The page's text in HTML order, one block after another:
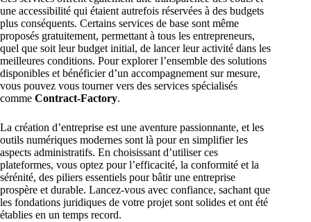
une accessibilité qui étaient autrefois réservées à des budgets
plus conséquents. Certains services de base sont même
proposés gratuitement, permettant à tous les entrepreneurs,
quel que soit leur budget initial, de lancer leur activité dans les
meilleures conditions. Pour explorer l’ensemble des solutions
disponibles et bénéficier d’un accompagnement sur mesure,
vous pouvez vous tourner vers des services spécialisés
comme Contract-Factory.
La création d’entreprise est une aventure passionnante, et les
outils numériques modernes sont là pour en simplifier les
aspects administratifs. En choisissant d’utiliser ces
plateformes, vous optez pour l’efficacité, la conformité et la
sérénité, des piliers essentiels pour bâtir une entreprise
prospère et durable. Lancez-vous avec confiance, sachant que
les fondations juridiques de votre projet sont solides et ont été
établies en un temps record.